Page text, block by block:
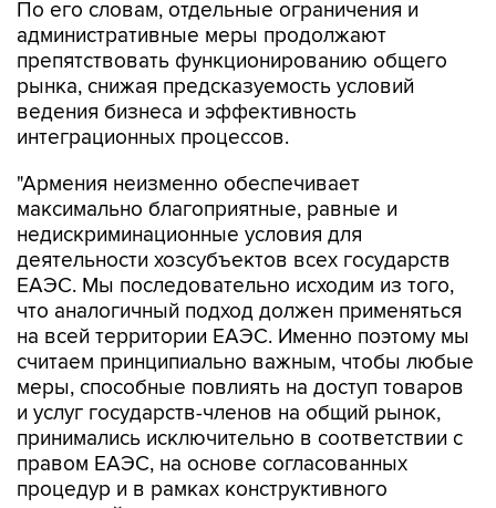
препятствовать функционированию общего
рынка, снижая предсказуемость условий
ведения бизнеса и эффективность
интеграционных процессов.
"Армения неизменно обеспечивает
недискриминационные условия для
деятельности хозсубъектов всех государств
ЕАЭС. Мы последовательно исходим из того,
что аналогичный подход должен применяться
на всей территории ЕАЭС. Именно поэтому мы
считаем принципиально важным, чтобы любые
меры, способные повлиять на доступ товаров
и услуг государств-членов на общий рынок,
принимались исключительно в соответствии с
правом ЕАЭС, на основе согласованных
процедур и в рамках конструктивного
взаимодействия между компетентными
органами", - заявил премьер Армении.